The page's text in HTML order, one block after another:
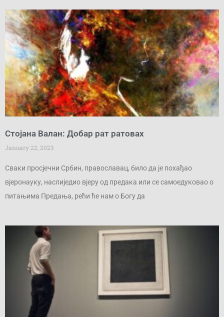
Стојана Валан: Добар рат ратовах
January 22, 2023
Сваки просјечни Србин, православац, било да је похађао
вјеронауку, наслиједио вјеру од предака или се самоедуковао о
питањима Предања, рећи ће нам о Богу да